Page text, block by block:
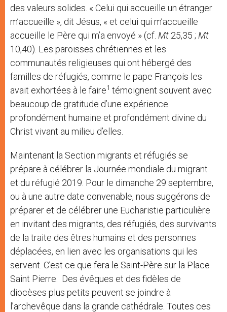
des valeurs solides. « Celui qui accueille un étranger
m’accueille », dit Jésus, « et celui qui m’accueille
accueille le Père qui m’a envoyé » (cf. Mt 25,35 ; Mt
10,40). Les paroisses chrétiennes et les
communautés religieuses qui ont hébergé des
familles de réfugiés, comme le pape François les
avait exhortées à le faire1 témoignent souvent avec
beaucoup de gratitude d’une expérience
profondément humaine et profondément divine du
Christ vivant au milieu d’elles.
Maintenant la Section migrants et réfugiés se
prépare à célébrer la Journée mondiale du migrant
et du réfugié 2019. Pour le dimanche 29 septembre,
ou à une autre date convenable, nous suggérons de
préparer et de célébrer une Eucharistie particulière
en invitant des migrants, des réfugiés, des survivants
de la traite des êtres humains et des personnes
déplacées, en lien avec les organisations qui les
servent. C’est ce que fera le Saint-Père sur la Place
Saint Pierre. Des évêques et des fidèles de
diocèses plus petits peuvent se joindre à
l’archevêque dans la grande cathédrale. Toutes ces